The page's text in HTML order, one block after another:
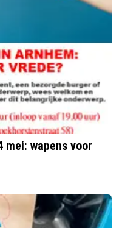
mei: wapens voor